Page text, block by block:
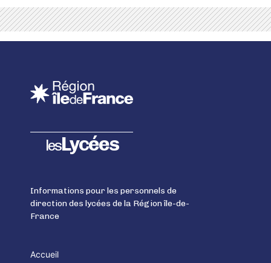
lesLycées
Informations pour les personnels de
direction des lycées de la Région île-de-
France
Accueil